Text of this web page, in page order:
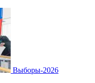
Выборы-2026